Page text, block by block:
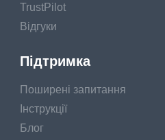
TrustPilot
Відгуки
Підтримка
Поширені запитання
Інструкції
Блог